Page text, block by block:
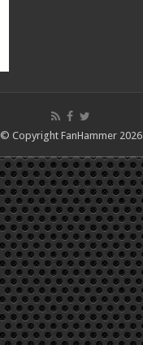
© Copyright FanHammer 2026